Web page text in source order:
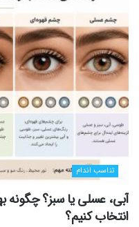
تناسب اندام
آبی، عسلی یا سبز؟ چگونه
انتخاب کنیم؟